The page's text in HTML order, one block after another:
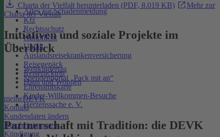
Alles zur Schadenmeldung
Kfz
Rechtsschutz
Haftpflicht
Unfall
Auslandsreisekrankenversicherung
Reisegepäck
Reiserücktritt
Haus und Wohnen
meineDEVK
Kontakt
Kundendaten ändern
Bescheinigungen
Kündigung
Charta der Vielfalt herunterladen (PDF, 8.019 KB)
Mehr zur
Charta der Vielfalt
Initiativen und soziale Projekte im
Überblick
Weltkindertag
Spendenportal „Pack mit an“
Ehrenamtskarte
Kinder-Willkommen-Besuche
Herzenssache e. V.
Partnerschaft mit Tradition: die DEVK